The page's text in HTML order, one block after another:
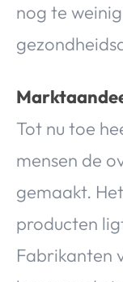
nog te
Tot nu toe
mensen de
gemaakt.
producten
Fabrikanten